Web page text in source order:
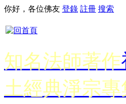
你好，各位佛友 登錄 註冊 搜索
知名法師著作
土經典淨宗專